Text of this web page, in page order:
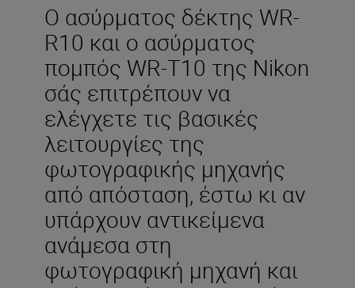
Ο ασύρματος δέκτης WR-
R10 και ο ασύρματος
πομπός WR-T10 της Nikon
σάς επιτρέπουν να
ελέγχετε τις βασικές
λειτουργίες της
φωτογραφικής μηχανής
από απόσταση, έστω κι αν
υπάρχουν αντικείμενα
ανάμεσα στη
φωτογραφική μηχανή και